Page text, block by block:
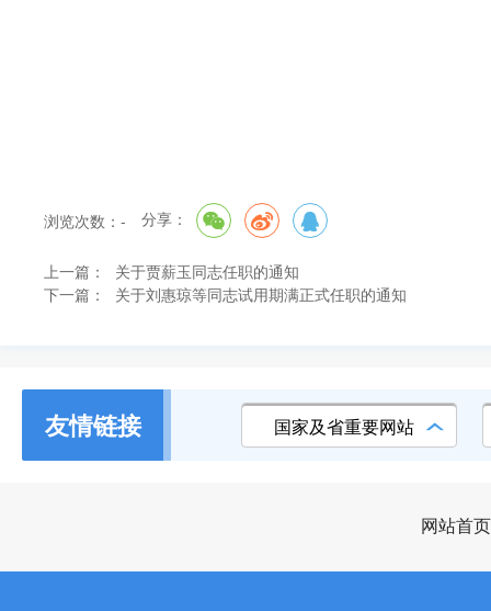
浏览次数： - 分享：
上一篇：
关于贾薪玉同志任职的通知
下一篇：
关于刘惠琼等同志试用期满正式任职的通知
友情链接 国家及省重要网站
网站首页